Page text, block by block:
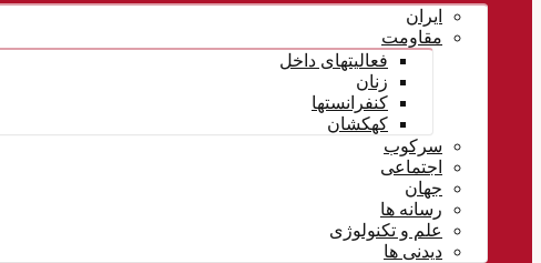
ایران
مقاومت
فعالیتهای داخل
زنان
کنفرانستها
کهکشان
سرکوب
اجتماعی
جهان
رسانه ها
علم و تکنولوژی
دیدنی ها